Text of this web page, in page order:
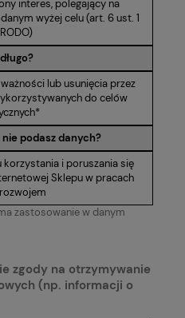
interes, polegający na
wyżej celu (art. 6 ust. 1
lub usunięcia przez
do celów
podasz danych?
i poruszania się
Sklepu w pracach
zastosowanie w danym
zgody na otrzymywanie
(np. informacji o